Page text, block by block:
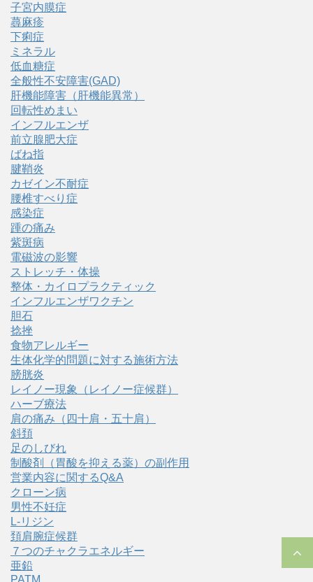
子宮内膜症
蕁麻疹
下痢症
ミネラル
低血糖症
全般性不安障害(GAD)
肝機能障害（肝機能異常）
回転性めまい
インフルエンザ
前立腺肥大症
ばね指
腱鞘炎
カゼイン不耐症
腰椎すべり症
感染症
踵の痛み
紫斑病
電磁波の影響
ストレッチ・体操
整体・カイロプラクティック
インフルエンザワクチン
胆石
捻挫
食物アレルギー
生体化学的問題に対する施術方法
膀胱炎
レイノー現象（レイノー症候群）
ハーブ療法
肩の痛み（四十肩・五十肩）
斜頚
足のしびれ
制酸剤（胃酸を抑える薬）の副作用
営業内容に関するQ&A
クローン病
男性不妊症
L-リジン
頚肩腕症候群
７つのチャクラエネルギー
亜鉛